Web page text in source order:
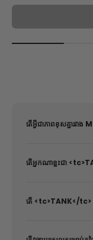
តើអ្វីជាភាពខុសគ្នារវ
តើ​អ្នក​ណា​ខ្លះ​ជា
តើ <tc>TANK</tc>